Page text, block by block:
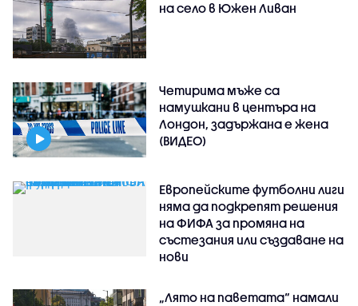
на село в Южен Ливан
Четирима мъже са
намушкани в центъра на
Лондон, задържана е жена
(ВИДЕО)
Европейските футболни лиги
няма да подкрепят решения
на ФИФА за промяна на
състезания или създаване на
нови
„Лято на паветата“ намали